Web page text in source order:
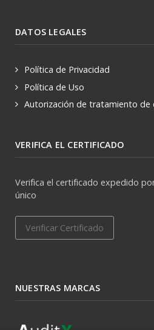
DATOS LEGALES
Política de Privacidad
Política de Uso
Autorización de tratamiento de
VERIFICA EL CERTIFICADO
Verifica el certificado expedido
único
Verificar Certificado
NUESTRAS MARCAS